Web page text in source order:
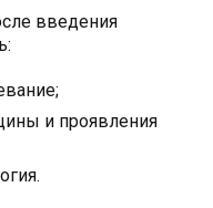
введения
и проявления